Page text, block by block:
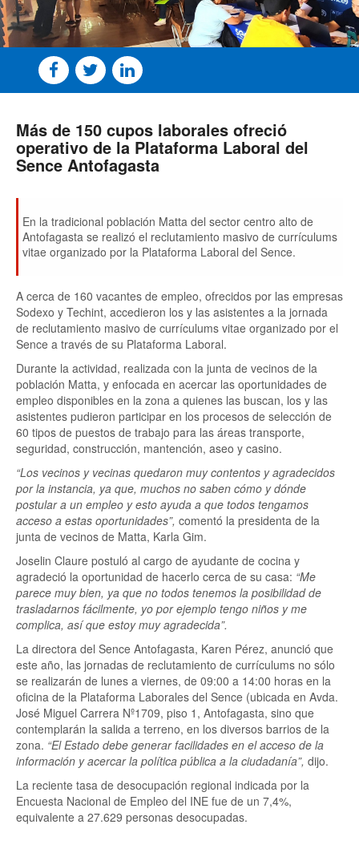
Más de 150 cupos laborales ofreció
operativo de la Plataforma Laboral del
Sence Antofagasta
En la tradicional población Matta del sector centro alto de
Antofagasta se realizó el reclutamiento masivo de currículums
vitae organizado por la Plataforma Laboral del Sence.
A cerca de 160 vacantes de empleo, ofrecidos por las empresas
Sodexo y Techint, accedieron los y las asistentes a la jornada
de reclutamiento masivo de currículums vitae organizado por el
Sence a través de su Plataforma Laboral.
Durante la actividad, realizada con la junta de vecinos de la
población Matta, y enfocada en acercar las oportunidades de
empleo disponibles en la zona a quienes las buscan, los y las
asistentes pudieron participar en los procesos de selección de
60 tipos de puestos de trabajo para las áreas transporte,
seguridad, construcción, mantención, aseo y casino.
“Los vecinos y vecinas quedaron muy contentos y agradecidos
por la instancia, ya que, muchos no saben cómo y dónde
postular a un empleo y esto ayuda a que todos tengamos
acceso a estas oportunidades”, comentó la presidenta de la
junta de vecinos de Matta, Karla Gim.
Joselin Claure postuló al cargo de ayudante de cocina y
agradeció la oportunidad de hacerlo cerca de su casa: “Me
parece muy bien, ya que no todos tenemos la posibilidad de
trasladarnos fácilmente, yo por ejemplo tengo niños y me
complica, así que estoy muy agradecida”.
La directora del Sence Antofagasta, Karen Pérez, anunció que
este año, las jornadas de reclutamiento de currículums no sólo
se realizarán de lunes a viernes, de 09:00 a 14:00 horas en la
oficina de la Plataforma Laborales del Sence (ubicada en Avda.
José Miguel Carrera Nº1709, piso 1, Antofagasta, sino que
contemplarán la salida a terreno, en los diversos barrios de la
zona. “El Estado debe generar facilidades en el acceso de la
información y acercar la política pública a la ciudadanía”, dijo.
La reciente tasa de desocupación regional indicada por la
Encuesta Nacional de Empleo del INE fue de un 7,4%,
equivalente a 27.629 personas desocupadas.